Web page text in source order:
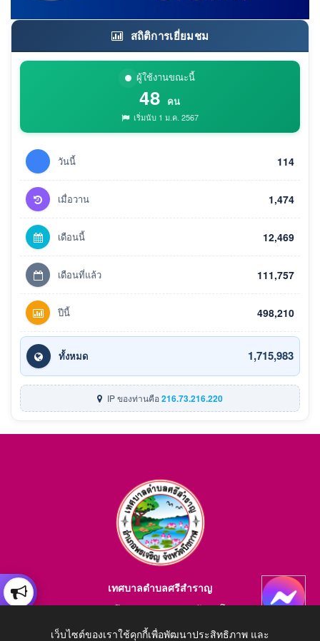
สถิติการเยี่ยมชม
ผู้ใช้งานขณะนี้
48 คน
เริ่มนับ 1 ม.ค. 2567
วันนี้ 114
เมื่อวาน 1,474
เดือนนี้ 12,469
เดือนที่แล้ว 111,757
ปีนี้ 498,210
ทั้งหมด 1,715,983
IP ของท่านคือ216.73.216.220
เทศบาลตำบลศรีสำราญ
E-mail : saraban_05380203@dla.go.th
เว็บไซต์ของเราใช้คุกกี้เพื่อพัฒนาประสิทธิภาพ และ